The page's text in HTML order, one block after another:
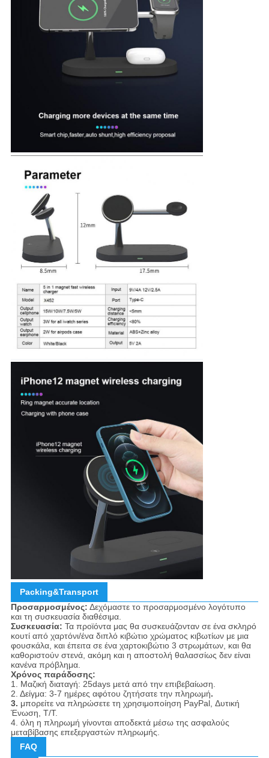
Packing&Transport
Προσαρμοσμένος: Δεχόμαστε το προσαρμοσμένο λογότυπο
και τη συσκευασία διαθέσιμα.
Συσκευασία: Τα προϊόντα μας θα συσκευάζονταν σε ένα σκληρό
κουτί από χαρτόνι/ένα διπλό κιβώτιο χρώματος κιβωτίων με μια
φουσκάλα, και έπειτα σε ένα χαρτοκιβώτιο 3 στρωμάτων, και θα
καθοριστούν στενά, ακόμη και η αποστολή θαλασσίως δεν είναι
κανένα πρόβλημα.
Χρόνος παράδοσης:
1. Μαζική διαταγή: 25days μετά από την επιβεβαίωση.
2. Δείγμα: 3-7 ημέρες αφότου ζητήσατε την πληρωμή.
3. μπορείτε να πληρώσετε τη χρησιμοποίηση PayPal, Δυτική
Ένωση, T/T.
4. όλη η πληρωμή γίνονται αποδεκτά μέσω της ασφαλούς
μεταβίβασης επεξεργαστών πληρωμής.
FAQ